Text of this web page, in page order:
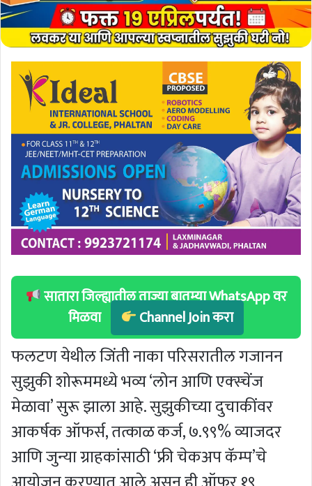
सातारा जिल्ह्यातील ताज्या बातम्या WhatsApp वर
मिळवा
Channel Join करा
फलटण येथील जिंती नाका परिसरातील गजानन
सुझुकी शोरूममध्ये भव्य ‘लोन आणि एक्स्चेंज
मेळावा’ सुरू झाला आहे. सुझुकीच्या दुचाकींवर
आकर्षक ऑफर्स, तत्काळ कर्ज, ७.९९% व्याजदर
आणि जुन्या ग्राहकांसाठी ‘फ्री चेकअप कॅम्प’चे